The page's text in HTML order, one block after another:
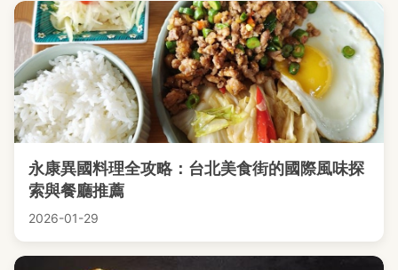
永康異國料理全攻略：台北美食街的國際風味探
索與餐廳推薦
2026-01-29